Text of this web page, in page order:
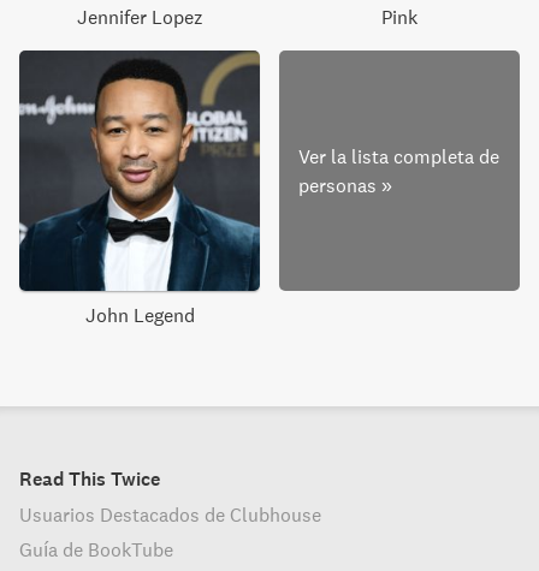
Jennifer Lopez Pink
John Legend
Ver la lista completa de
personas »
Read This Twice
Usuarios Destacados de Clubhouse
Guía de BookTube